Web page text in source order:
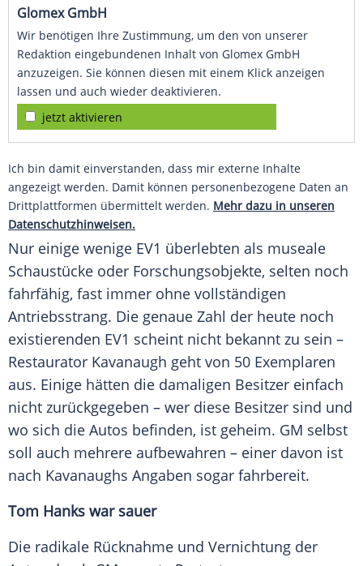
Glomex GmbH
Wir benötigen Ihre Zustimmung, um den von unserer
Redaktion eingebundenen Inhalt von Glomex GmbH
anzuzeigen. Sie können diesen mit einem Klick anzeigen
lassen und auch wieder deaktivieren.
jetzt aktivieren
Ich bin damit einverstanden, dass mir externe Inhalte
angezeigt werden. Damit können personenbezogene Daten an
Drittplattformen übermittelt werden. Mehr dazu in unseren
Datenschutzhinweisen.
Nur einige wenige EV1 überlebten als museale
Schaustücke oder Forschungsobjekte, selten noch
fahrfähig, fast immer ohne vollständigen
Antriebsstrang. Die genaue Zahl der heute noch
existierenden EV1 scheint nicht bekannt zu sein –
Restaurator Kavanaugh geht von 50 Exemplaren
aus. Einige hätten die damaligen Besitzer einfach
nicht zurückgegeben – wer diese Besitzer sind und
wo sich die Autos befinden, ist geheim. GM selbst
soll auch mehrere aufbewahren – einer davon ist
nach Kavanaughs Angaben sogar fahrbereit.
Tom Hanks war sauer
Die radikale Rücknahme und Vernichtung der